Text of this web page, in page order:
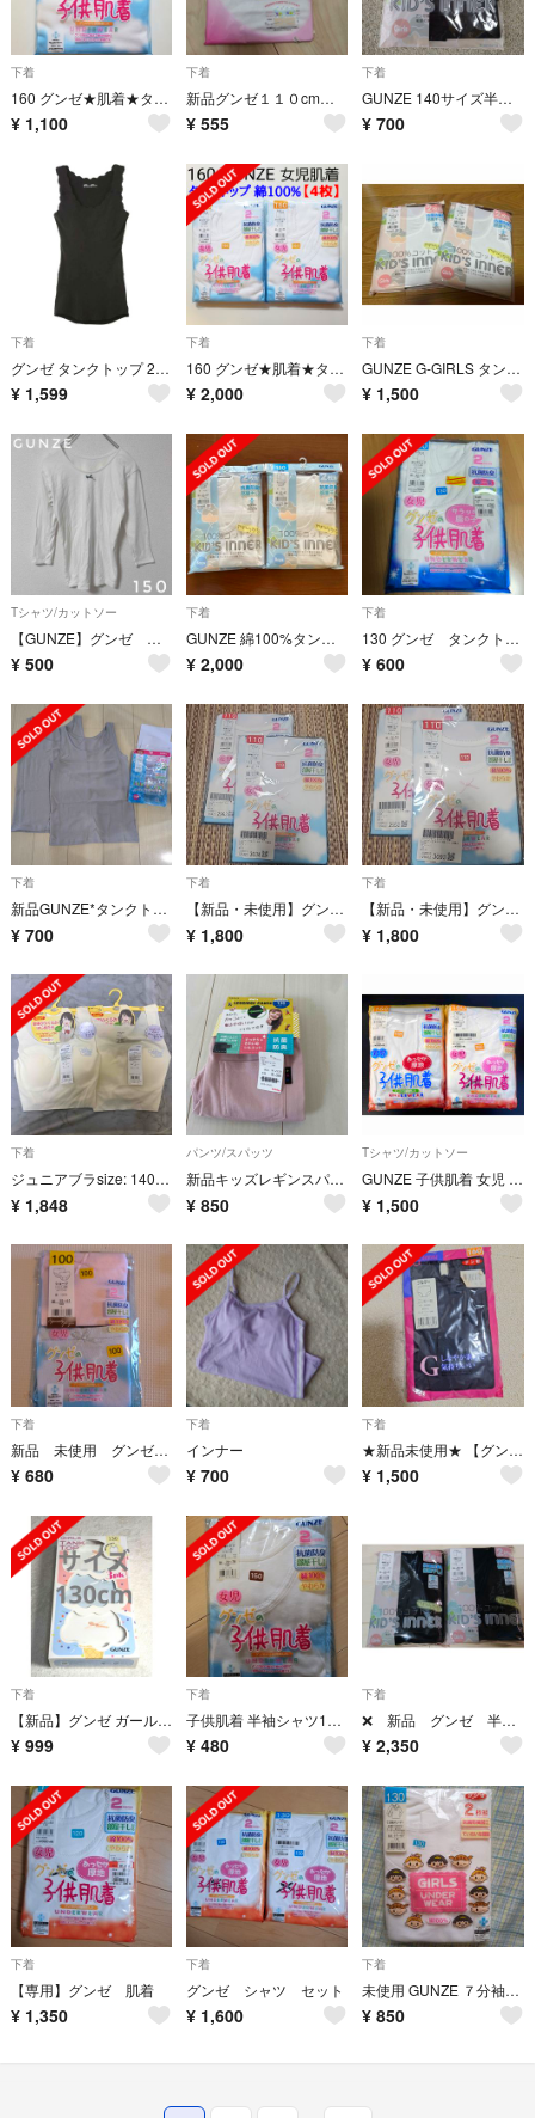
下着
160 グンゼ★肌着★タンクトップ★綿100% 通年★白★女の子★2枚入り
¥ 1,100
下着
新品グンゼ１１０cm肌着
¥ 555
下着
GUNZE 140サイズ半袖 肌着 1枚
¥ 700
下着
グンゼ タンクトップ 2枚組 ガールズ ブラツク 160
¥ 1,599
下着
160 グンゼ★肌着★タンクトップ★綿100% 通年★白★女の子★水色 リボン付
¥ 2,000
下着
GUNZE G-GIRLS タンクトップ 4枚セット
¥ 1,500
Tシャツ/カットソー
【GUNZE】グンゼ 長袖カットソー 150 ホワイト
¥ 500
下着
GUNZE 綿100%タンクトップ 子供肌着 2枚組
¥ 2,000
下着
130 グンゼ タンクトップ 女の子
¥ 600
下着
新品GUNZE*タンクトップ（150）
¥ 700
下着
【新品・未使用】グンゼ 肌着 110cm 2枚組×2点
¥ 1,800
下着
【新品・未使用】グンゼ 肌着 110cm 2枚組×2点
¥ 1,800
下着
ジュニアブラsize: 140胸囲64〜72ピエクレール2枚セットPCD8370
¥ 1,848
パンツ/スパッツ
新品キッズレギンスパンツ130サイズ
¥ 850
Tシャツ/カットソー
GUNZE 子供肌着 女児 男児 女の子用 男の子用 160サイズ 長袖 肌着
¥ 1,500
下着
新品 未使用 グンゼ ショーツ 100
¥ 680
下着
インナー
¥ 700
下着
★新品未使用★ 【グンゼ】 ブルマ 160
¥ 1,500
下着
【新品】グンゼ ガールズタンクトップ 綿100%3枚セット 130cm
¥ 999
下着
子供肌着 半袖シャツ150cm 2枚入
¥ 480
下着
❌️ 新品 グンゼ 半袖シャツ 黒 150
¥ 2,350
下着
【専用】グンゼ 肌着
¥ 1,350
下着
グンゼ シャツ セット
¥ 1,600
下着
未使用 GUNZE ７分袖スリーマー ２枚組 130
¥ 850